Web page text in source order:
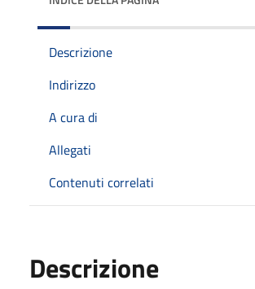
Descrizione
Indirizzo
A cura di
Allegati
Contenuti correlati
Descrizione